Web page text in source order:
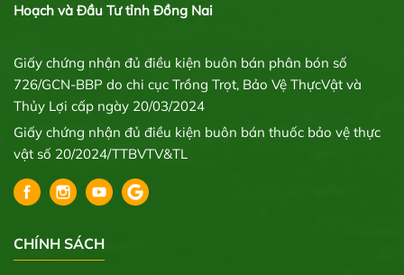
Hoạch và Đầu Tư tỉnh Đồng Nai
Giấy chứng nhận đủ điều kiện buôn bán phân bón số
726/GCN-BBP do chi cục Trồng Trọt, Bảo Vệ ThựcVật và
Thủy Lợi cấp ngày 20/03/2024
Giấy chứng nhận đủ điều kiện buôn bán thuốc bảo vệ thực
vật số 20/2024/TTBVTV&TL
CHÍNH SÁCH